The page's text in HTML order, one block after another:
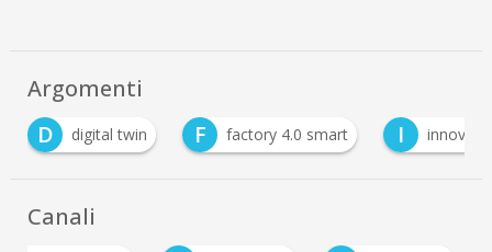
Argomenti
D
digital twin F factory 4.0 smart I
Canali